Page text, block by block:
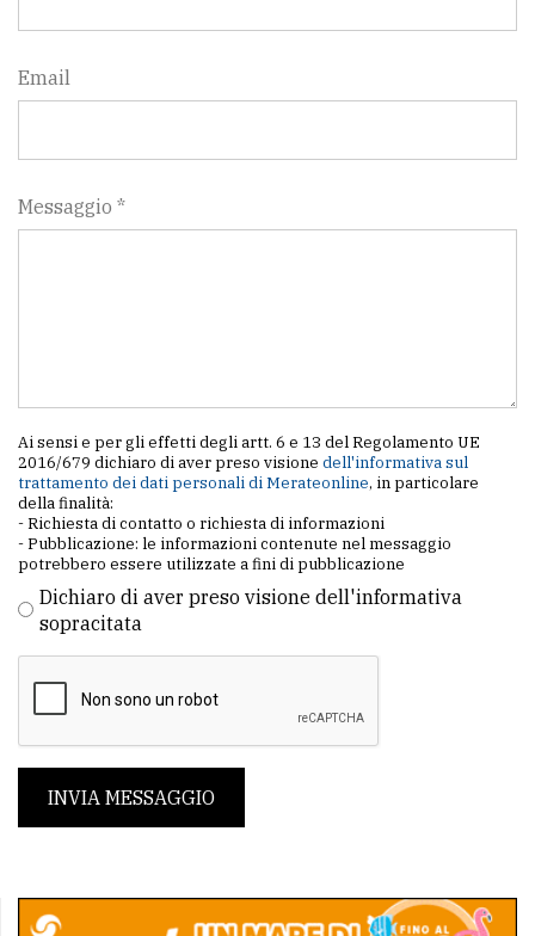
Email
Messaggio *
Ai sensi e per gli effetti degli artt. 6 e 13 del Regolamento UE
2016/679 dichiaro di aver preso visione dell'informativa sul
trattamento dei dati personali di Merateonline, in particolare
della finalità:
- Richiesta di contatto o richiesta di informazioni
- Pubblicazione: le informazioni contenute nel messaggio
potrebbero essere utilizzate a fini di pubblicazione
Dichiaro di aver preso visione dell'informativa
sopracitata
INVIA MESSAGGIO